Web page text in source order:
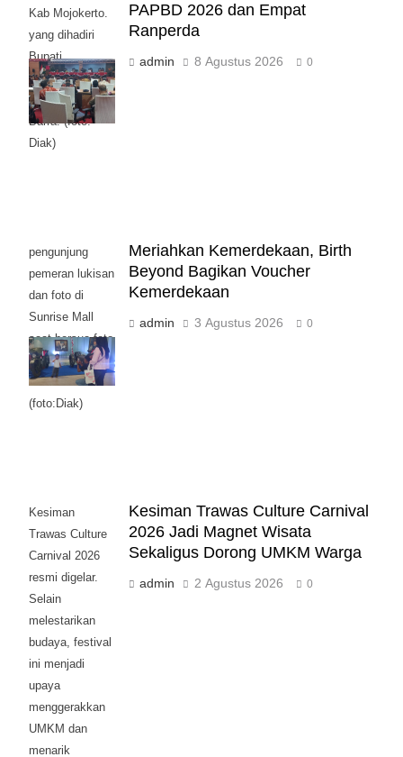
Kab Mojokerto.
yang dihadiri
Bupati
Mojokerto
Muhamad Al
Barra. (foto:
Diak)
PAPBD 2026 dan Empat
Ranperda
admin 8 Agustus 2026 0
pengunjung
pemeran lukisan
dan foto di
Sunrise Mall
saat bersua foto
bersama Moge
Klasik.
(foto:Diak)
Meriahkan Kemerdekaan, Birth
Beyond Bagikan Voucher
Kemerdekaan
admin 3 Agustus 2026 0
Kesiman
Trawas Culture
Carnival 2026
resmi digelar.
Selain
melestarikan
budaya, festival
ini menjadi
upaya
menggerakkan
UMKM dan
menarik
Kesiman Trawas Culture Carnival
2026 Jadi Magnet Wisata
Sekaligus Dorong UMKM Warga
admin 2 Agustus 2026 0